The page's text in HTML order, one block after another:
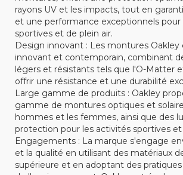
rayons UV et les impacts, tout en
et une performance exceptionnels pour
sportives et de plein air.
Design innovant : Les montures
innovant et contemporain, combinant
légers et résistants tels que l'O-Matter
offrir une résistance et une durabilité
Large gamme de produits : Oakley
gamme de montures optiques et
hommes et les femmes, ainsi que des
protection pour les activités sportives et
Engagements : La marque s'engage
et la qualité en utilisant des matériaux
supérieure et en adoptant des